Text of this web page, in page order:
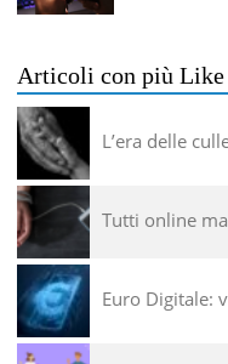
Articoli con più Like
L’era delle
Tutti online
Euro Digitale: